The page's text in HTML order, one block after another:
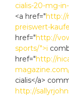
cialis-20-mg-
<a href="http://
preiswert-
href="http://
sports/">i
href="http://
cialis</a>
http://